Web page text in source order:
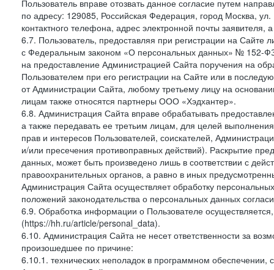
Пользователь вправе отозвать данное согласие путем
по адресу: 129085, Российская Федерация, город Москва,
контактного телефона, адрес электронной почты
6.7. Пользователь, предоставляя при регистрации на
с Федеральным законом «О персональных данных» № 152-
на предоставление Администрацией Сайта поручения на
Пользователем при его регистрации на Сайте или в
от Администрации Сайта, любому третьему лицу на
лицам также относятся партнеры ООО «Хэдхантер».
6.8. Администрация Сайта вправе обрабатывать
а также передавать ее третьим лицам, для целей
прав и интересов Пользователей, соискателей,
и/или пресечения противоправных действий). Раскрытие
данных, может быть произведено лишь в соответствии с
правоохранительных органов, а равно в иных
Администрация Сайта осуществляет обработку
положений законодательства о персональных данных
6.9. Обработка информации о Пользователе
(https://hh.ru/article/personal_data).
6.10. Администрация Сайта не несет ответственности за
произошедшее по причине:
6.10.1. технических неполадок в программном